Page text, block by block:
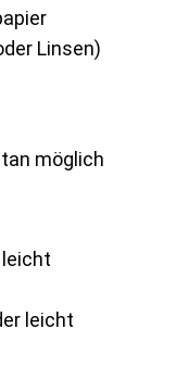
Linsen)
möglich
leicht